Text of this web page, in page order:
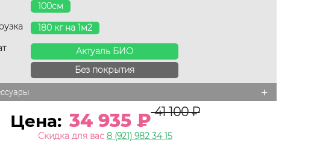
100см
180 кг на 1м2
Актуаль БИО
Без покрытия
+
Цена: 34 935₽ 41 100₽
Скидка для вас 8 (921) 982 34 15